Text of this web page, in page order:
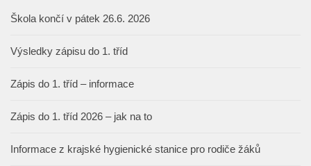
Škola končí v pátek 26.6. 2026
Výsledky zápisu do 1. tříd
Zápis do 1. tříd – informace
Zápis do 1. tříd 2026 – jak na to
Informace z krajské hygienické stanice pro rodiče žáků